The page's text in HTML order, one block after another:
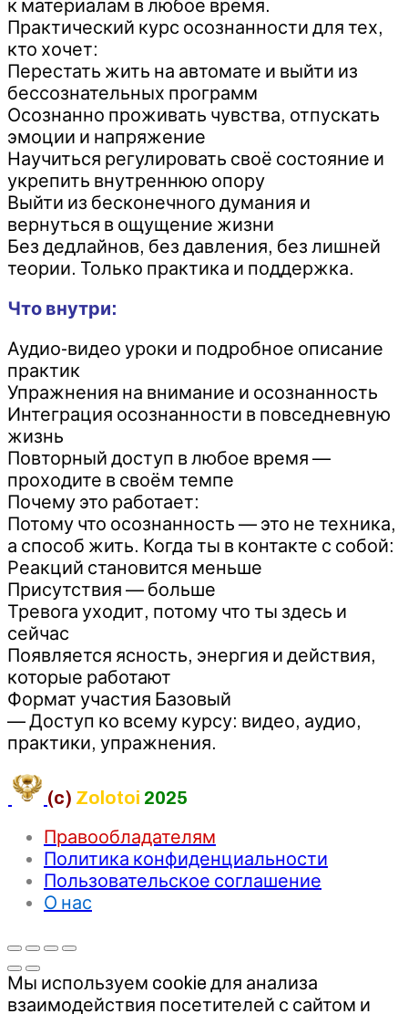
к материалам в любое время.
Практический курс осознанности для тех,
кто хочет:
Перестать жить на автомате и выйти из
бессознательных программ
Осознанно проживать чувства, отпускать
эмоции и напряжение
Научиться регулировать своё состояние и
укрепить внутреннюю опору
Выйти из бесконечного думания и
вернуться в ощущение жизни
Без дедлайнов, без давления, без лишней
теории. Только практика и поддержка.
Что внутри:
Аудио-видео уроки и подробное описание
практик
Упражнения на внимание и осознанность
Интеграция осознанности в повседневную
жизнь
Повторный доступ в любое время —
проходите в своём темпе
Почему это работает:
Потому что осознанность — это не техника,
а способ жить. Когда ты в контакте с собой:
Реакций становится меньше
Присутствия — больше
Тревога уходит, потому что ты здесь и
сейчас
Появляется ясность, энергия и действия,
которые работают
Формат участия Базовый
— Доступ ко всему курсу: видео, аудио,
практики, упражнения.
(c) Zolotoi 2025
Правообладателям
Политика конфиденциальности
Пользовательское соглашение
О нас
Мы используем cookie для анализа
взаимодействия посетителей с сайтом и